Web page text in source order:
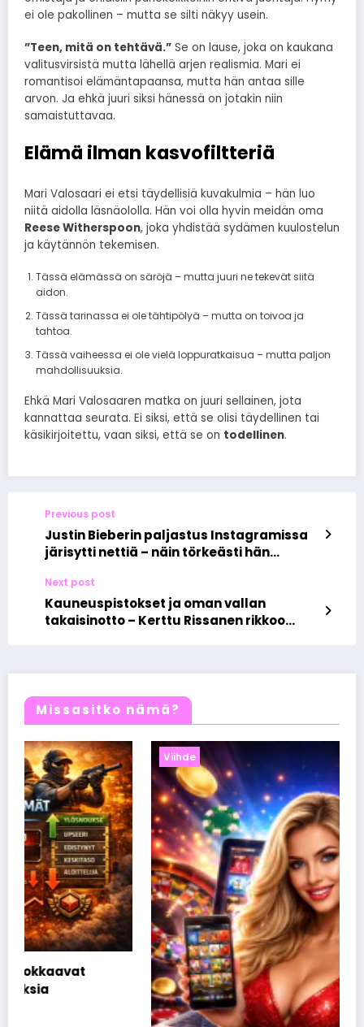
ei ole pakollinen – mutta se silti näkyy usein.
”Teen, mitä on tehtävä.” Se on lause, joka on kaukana
valitusvirsistä mutta lähellä arjen realismia. Mari ei
romantisoi elämäntapaansa, mutta hän antaa sille
arvon. Ja ehkä juuri siksi hänessä on jotakin niin
samaistuttavaa.
Elämä ilman kasvofiltteriä
Mari Valosaari ei etsi täydellisiä kuvakulmia – hän luo
niitä aidolla läsnäololla. Hän voi olla hyvin meidän oma
Reese Witherspoon, joka yhdistää sydämen kuulostelun
ja käytännön tekemisen.
Tässä elämässä on säröjä – mutta juuri ne tekevät siitä
aidon.
Tässä tarinassa ei ole tähtipölyä – mutta on toivoa ja
tahtoa.
Tässä vaiheessa ei ole vielä loppuratkaisua – mutta paljon
mahdollisuuksia.
Ehkä Mari Valosaaren matka on juuri sellainen, jota
kannattaa seurata. Ei siksi, että se olisi täydellinen tai
käsikirjoitettu, vaan siksi, että se on todellinen.
Previous post
Justin Bieberin paljastus Instagramissa
järisytti nettiä – näin törkeästi hän
Next post
Kauneuspistokset ja oman vallan
takaisinotto – Kerttu Rissanen rikkoo
Missasitko nämä?
Viihde